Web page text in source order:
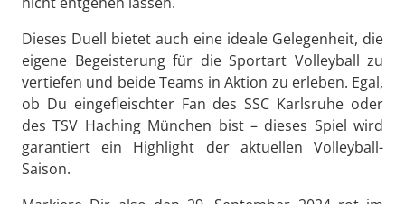
Dieses Duell bietet auch eine ideale Gelegenheit, die
eigene Begeisterung für die Sportart Volleyball zu
vertiefen und beide Teams in Aktion zu erleben. Egal,
ob Du eingefleischter Fan des SSC Karlsruhe oder
des TSV Haching München bist – dieses Spiel wird
garantiert ein Highlight der aktuellen Volleyball-
Saison.